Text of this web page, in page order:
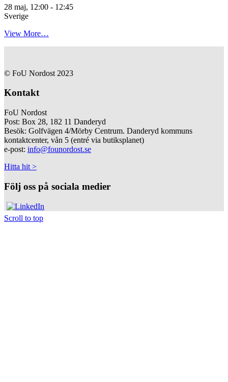
28 maj, 12:00 - 12:45
Sverige
View More…
© FoU Nordost 2023
Kontakt
FoU Nordost
Post: Box 28, 182 11 Danderyd
Besök: Golfvägen 4/Mörby Centrum. Danderyd kommuns
kontaktcenter, vån 5 (entré via butiksplanet)
e-post: info@founordost.se
Hitta hit >
Följ oss på sociala medier
Scroll to top